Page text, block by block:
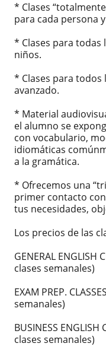
* Clases
para cada persona
* Clases para todas
niños.
* Clases para todos
avanzado.
* Material
el alumno se
con vocabulario,
idiomáticas
a la gramática.
* Ofrecemos una
primer contacto
tus necesidades,
Los precios de las
GENERAL ENGLISH
clases semanales)
EXAM PREP.
semanales)
BUSINESS
clases semanales)